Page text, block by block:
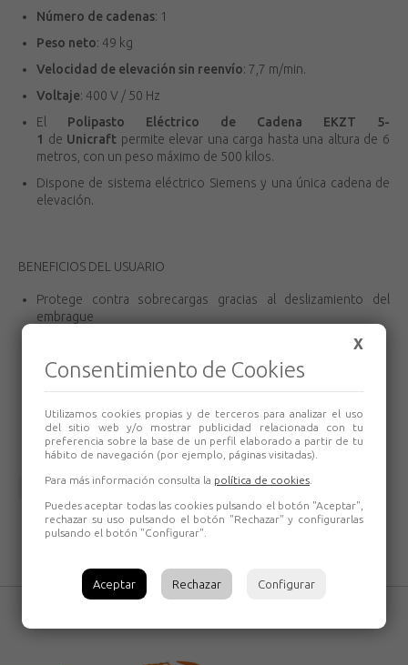
Número de cadenas: 1
Peso neto: 49 kg
Velocidad de elevación sin reenvío: 7,7 m/min.
Voltaje: 400 V / 50 Hz
El Polipasto Eléctrico de Cadena EKZT 5-
1 de Unicraft permite elevar una carga hasta una altura de 6
metros, con un peso máximo de 500 kilos.
Dispone de sistema eléctrico Siemens y una única cadena de
elevación.
BENEFICIOS DEL USUARIO
Protege contra sobrecargas gracias al deslizamiento del
embrague
Almacenamiento de cadena en bolsa
Suspensión mediante gancho
Una única velocidad de subida de 7,7 metros por minuto
Volver
X
Consentimiento de Cookies
Utilizamos cookies propias y de terceros para analizar el uso
del sitio web y/o mostrar publicidad relacionada con tu
preferencia sobre la base de un perfil elaborado a partir de tu
hábito de navegación (por ejemplo, páginas visitadas).
Para más información consulta la política de cookies
Puedes aceptar todas las cookies pulsando el botón "Aceptar",
rechazar su uso pulsando el botón "Rechazar" y configurarlas
pulsando el botón "Configurar".
Aceptar Rechazar Configurar